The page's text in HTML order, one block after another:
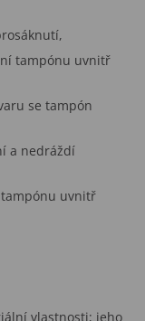
tampónu uvnitř
se tampón
a nedráždí
uvnitř
vlastnosti; jeho